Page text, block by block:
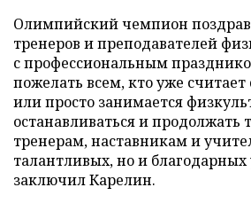
Олимпийский чемпион
тренеров и преподавателей
с профессиональным
пожелать всем, кто уже
или просто занимается
останавливаться и продолжать
тренерам, наставникам и
талантливых, но и благодарных
заключил Карелин.